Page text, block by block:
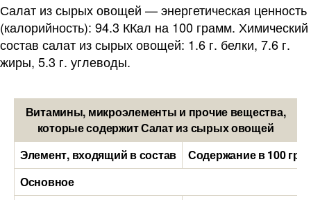
Салат из сырых овощей — энергетическая ценность
(калорийность): 94.3 ККал на 100 грамм. Химический
состав салат из сырых овощей: 1.6 г. белки, 7.6 г.
жиры, 5.3 г. углеводы.
Витамины, микроэлементы и прочие вещества,
которые содержит Салат из сырых овощей
Элемент, входящий в состав
Содержание в 100
Основное